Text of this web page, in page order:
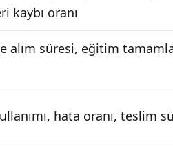
kaybı oranı
alım süresi, eğitim
hata oranı, teslim